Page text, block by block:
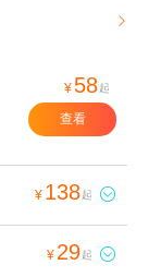

¥ 58起
查看
¥ 138起 
¥ 29起 